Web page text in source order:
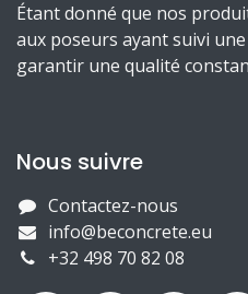
Étant donné que nos
aux poseurs ayant suivi
garantir une qualité
Nous suivre
Contactez-nous
info@beconcrete.eu
+32 498 70 82 08